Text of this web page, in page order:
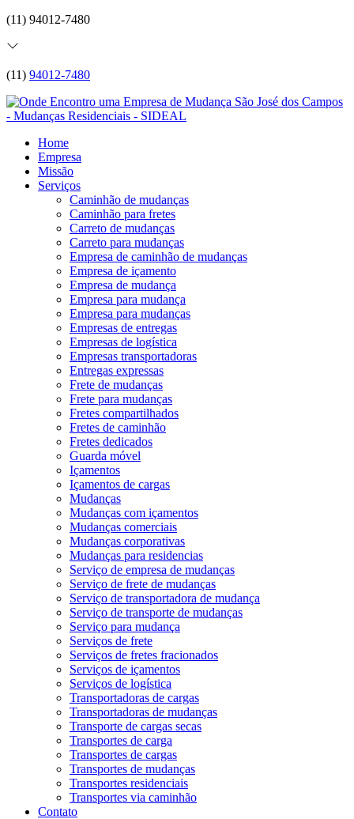
(11) 94012-7480
(11) 94012-7480
Home
Empresa
Missão
Serviços
Caminhão de mudanças
Caminhão para fretes
Carreto de mudanças
Carreto para mudanças
Empresa de caminhão de mudanças
Empresa de içamento
Empresa de mudança
Empresa para mudança
Empresa para mudanças
Empresas de entregas
Empresas de logística
Empresas transportadoras
Entregas expressas
Frete de mudanças
Frete para mudanças
Fretes compartilhados
Fretes de caminhão
Fretes dedicados
Guarda móvel
Içamentos
Içamentos de cargas
Mudanças
Mudanças com içamentos
Mudanças comerciais
Mudanças corporativas
Mudanças para residencias
Serviço de empresa de mudanças
Serviço de frete de mudanças
Serviço de transportadora de mudança
Serviço de transporte de mudanças
Serviço para mudança
Serviços de frete
Serviços de fretes fracionados
Serviços de içamentos
Serviços de logística
Transportadoras de cargas
Transportadoras de mudanças
Transporte de cargas secas
Transportes de carga
Transportes de cargas
Transportes de mudanças
Transportes residenciais
Transportes via caminhão
Contato